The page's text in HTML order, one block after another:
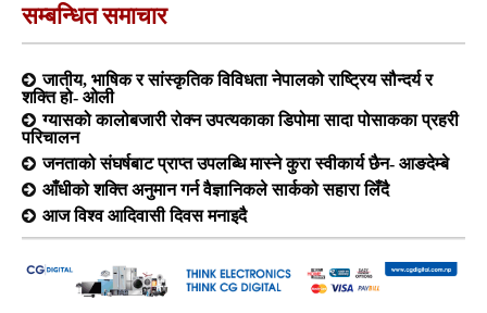
सम्बन्धित समाचार
जातीय, भाषिक र सांस्कृतिक विविधता नेपालको राष्ट्रिय सौन्दर्य र
शक्ति हो- ओली
ग्यासको कालोबजारी रोक्न उपत्यकाका डिपोमा सादा पोसाकका प्रहरी
परिचालन
जनताको संघर्षबाट प्राप्त उपलब्धि मास्ने कुरा स्वीकार्य छैन- आङदेम्बे
आँधीको शक्ति अनुमान गर्न वैज्ञानिकले सार्कको सहारा लिँदै
आज विश्व आदिवासी दिवस मनाइदै